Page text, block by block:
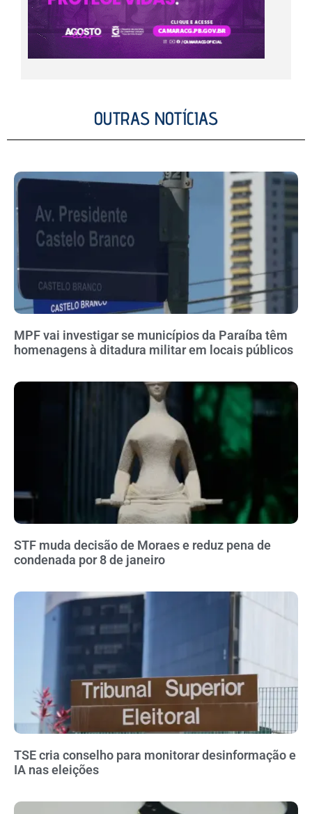
OUTRAS NOTÍCIAS
MPF vai investigar se municípios da Paraíba têm
homenagens à ditadura militar em locais públicos
STF muda decisão de Moraes e reduz pena de
condenada por 8 de janeiro
TSE cria conselho para monitorar desinformação e
IA nas eleições